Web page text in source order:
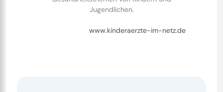
Jugendlichen.
www.kinderaerzte-im-netz.de